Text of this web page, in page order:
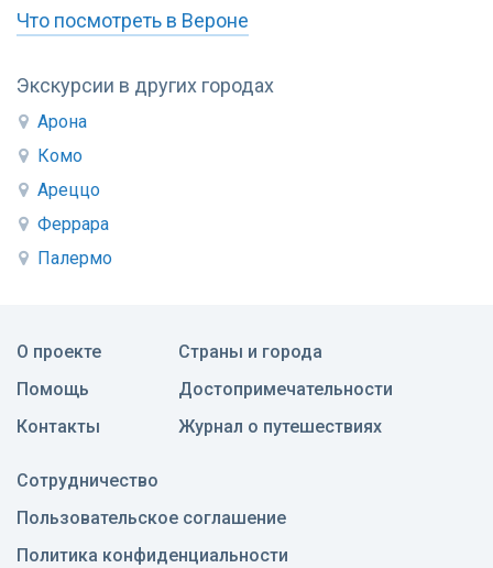
Экскурсии в других городах
Арона
Комо
Ареццо
Феррара
Палермо
Что посмотреть в Вероне
О проекте
Помощь
Контакты
Страны и города
Достопримечательности
Журнал о путешествиях
Сотрудничество
Пользовательское соглашение
Политика конфиденциальности